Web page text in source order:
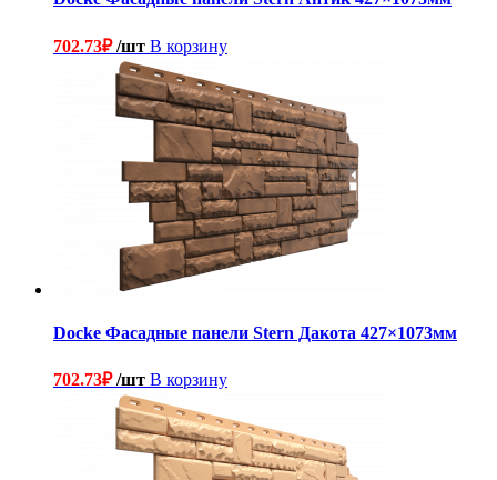
702.73₽/шт В корзину
Docke Фасадные панели Stern Дакота 427×1073мм
702.73₽/шт В корзину